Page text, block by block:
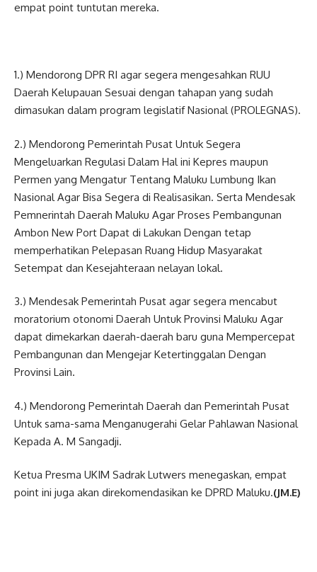
empat point tuntutan mereka.
1.) Mendorong DPR RI agar segera mengesahkan RUU
Daerah Kelupauan Sesuai dengan tahapan yang sudah
dimasukan dalam program legislatif Nasional (PROLEGNAS).
2.) Mendorong Pemerintah Pusat Untuk Segera
Mengeluarkan Regulasi Dalam Hal ini Kepres maupun
Permen yang Mengatur Tentang Maluku Lumbung Ikan
Nasional Agar Bisa Segera di Realisasikan. Serta Mendesak
Pemnerintah Daerah Maluku Agar Proses Pembangunan
Ambon New Port Dapat di Lakukan Dengan tetap
memperhatikan Pelepasan Ruang Hidup Masyarakat
Setempat dan Kesejahteraan nelayan lokal.
3.) Mendesak Pemerintah Pusat agar segera mencabut
moratorium otonomi Daerah Untuk Provinsi Maluku Agar
dapat dimekarkan daerah-daerah baru guna Mempercepat
Pembangunan dan Mengejar Ketertinggalan Dengan
Provinsi Lain.
4.) Mendorong Pemerintah Daerah dan Pemerintah Pusat
Untuk sama-sama Menganugerahi Gelar Pahlawan Nasional
Kepada A. M Sangadji.
Ketua Presma UKIM Sadrak Lutwers menegaskan, empat
point ini juga akan direkomendasikan ke DPRD Maluku.(JM.E)